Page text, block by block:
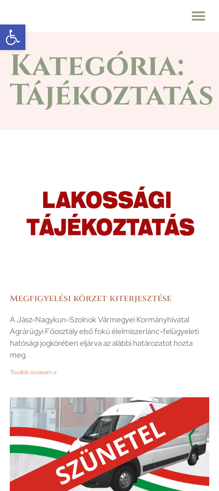
Eszköztár megnyitása
Kategória:
Tájékoztatás
Megfigyelési körzet kiterjesztése
A Jász-Nagykun-Szolnok Vármegyei Kormányhivatal
Agrárügyi Főosztály első fokú élelmiszerlánc-felügyeleti
hatósági jogkörében eljárva az alábbi határozatot hozta
meg.
Tovább olvasom »